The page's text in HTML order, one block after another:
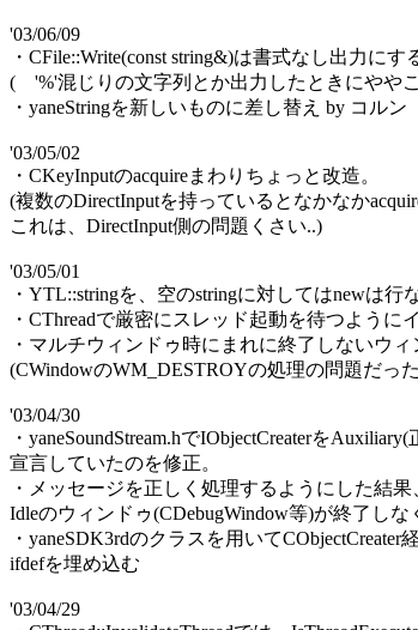
'03/06/09
・CFile::Write(const string&)は書式なし出力にす
( '%'混じりの文字列とか出力したときにやや
・yaneStringを新しいものに差し替え by コルン
'03/05/02
・CKeyInputのacquireまわりちょっと改造。
(複数のDirectInputを持っているとなかなか
これは、DirectInput側の問題くさい..)
'03/05/01
・YTL::stringを、空のstringに対してはnewは行
・CThreadで厳密にスレッド起動を待つように
・マルチウィンドゥ時にまれに終了しないウィ
(CWindowのWM_DESTROYの処理の問題だっ
'03/04/30
・yaneSoundStream.hでIObjectCreaterを
宣言していたのを修正。
・メッセージを正しく処理するようにした結果
Idleのウィンドゥ(CDebugWindow等)が終了しな
・yaneSDK3rdのクラスを用いて
ifdefを埋め込む
'03/04/29